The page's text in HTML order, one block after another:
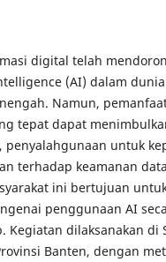
digital telah
(AI) dalam
Namun,
tepat dapat
untuk
terhadap keamanan
ini bertujuan
penggunaan AI
Kegiatan dilaksanakan di
Banten, dengan